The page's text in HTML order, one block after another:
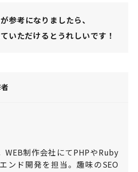
参考になりましたら、
いただけるとうれしいです！
WEB制作会社にてPHPやRuby
ンド開発を担当。趣味のSEO